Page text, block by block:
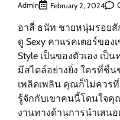
Admin February 2, 2024
อาสี่ ธนัท ชายหนุ่มรอย
ดู Sexy คาแรคเตอร์ขอ
Style เป็นของตัวเอง เป็
มีสไตล์อย่างยิ่ง ใครที่ชื่
เพลิดเพลิน คุณก็ไม่ควร
รู้จักกับเขาคนนี้โดนใจคุ
งานทางด้านการนำเสนอ